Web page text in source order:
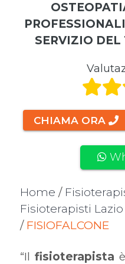
SERVIZIO DEL
CHIAMA ORA
Home /
Fisioterapisti Lazio
/ FISIOFALCONE
“Il fisioterapista